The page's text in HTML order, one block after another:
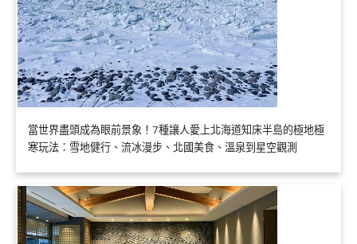
當世界盡頭成為眼前景象！7種讓人愛上北海道知床半島的極地極
寒玩法：雪地健行、流冰漫步、北國美食、溫泉到星空觀測